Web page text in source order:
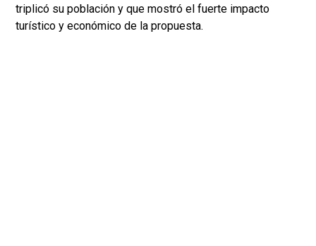
triplicó su población y que mostró el fuerte impacto
turístico y económico de la propuesta.